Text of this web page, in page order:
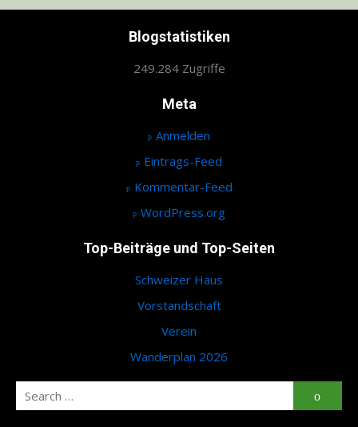
Blogstatistiken
249.284 Zugriffe
Meta
Anmelden
Eintrags-Feed
Kommentar-Feed
WordPress.org
Top-Beiträge und Top-Seiten
Schweizer Haus
Vorstandschaft
Verein
Wanderplan 2026
for: